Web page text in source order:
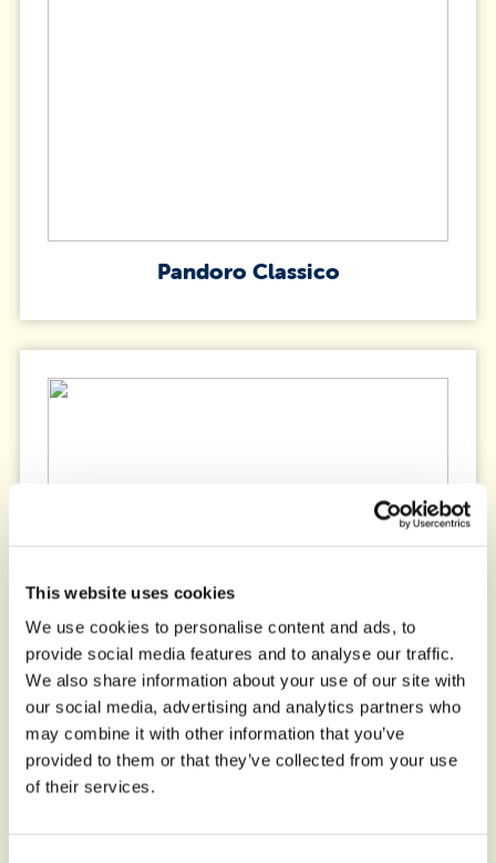
This website uses cookies
We use cookies to personalise content and ads, to
provide social media features and to analyse our traffic.
We also share information about your use of our site with
our social media, advertising and analytics partners who
may combine it with other information that you’ve
provided to them or that they’ve collected from your use
of their services.
Pandoro Classico